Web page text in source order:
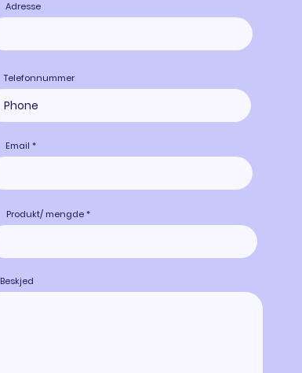
Adresse
Telefonnummer
Email
Produkt/ mengde
Beskjed